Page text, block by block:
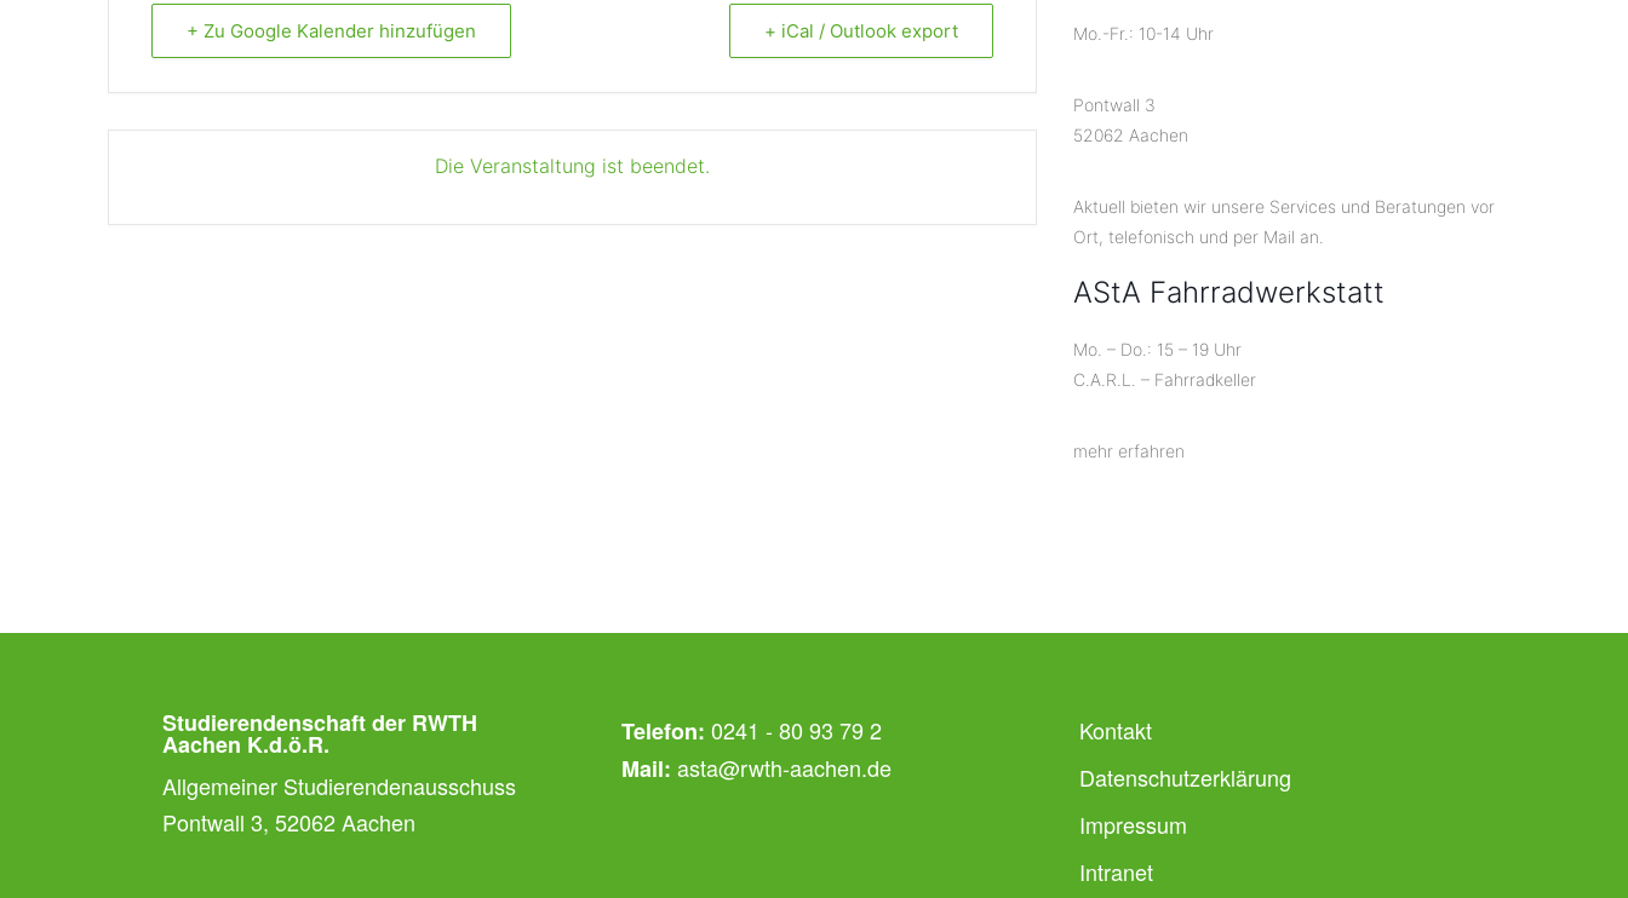
+ Zu Google Kalender hinzufügen + iCal / Outlook export
Die Veranstaltung ist beendet.
Mo.-Fr.: 10-14 Uhr
Pontwall 3
52062 Aachen
Aktuell bieten wir unsere Services und Beratungen vor
Ort, telefonisch und per Mail an.
AStA Fahrradwerkstatt
Mo. – Do.: 15 – 19 Uhr
C.A.R.L. – Fahrradkeller
mehr erfahren
Studierendenschaft der RWTH
Aachen K.d.ö.R.
Allgemeiner Studierendenausschuss
Pontwall 3, 52062 Aachen
Telefon: 0241 - 80 93 79 2
Mail: asta@rwth-aachen.de
Kontakt
Datenschutzerklärung
Impressum
Intranet